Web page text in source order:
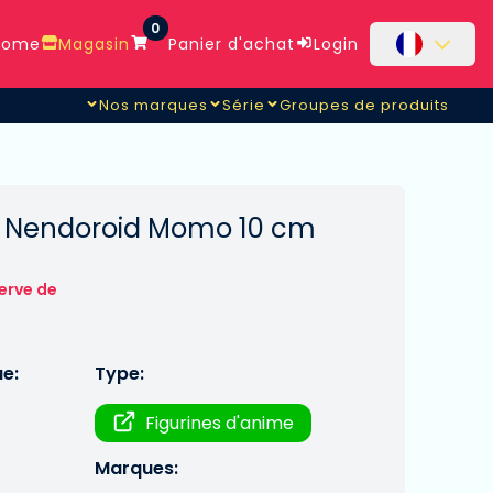
Magasin
0
Panier d'achat Login
Nos marques Série Groupes de produits
Momo 10 cm
de
Type:
Figurines d'anime
Marques: